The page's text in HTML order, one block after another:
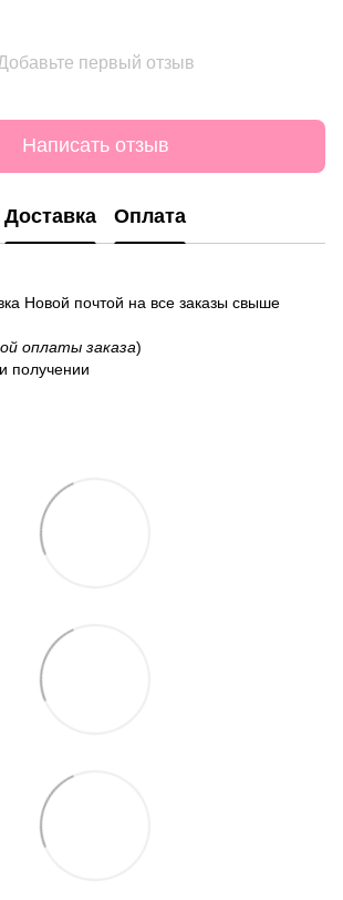
первый отзыв
Написать отзыв
Доставка Оплата
Новой почтой на все заказы свыше
оплаты заказа)
получении